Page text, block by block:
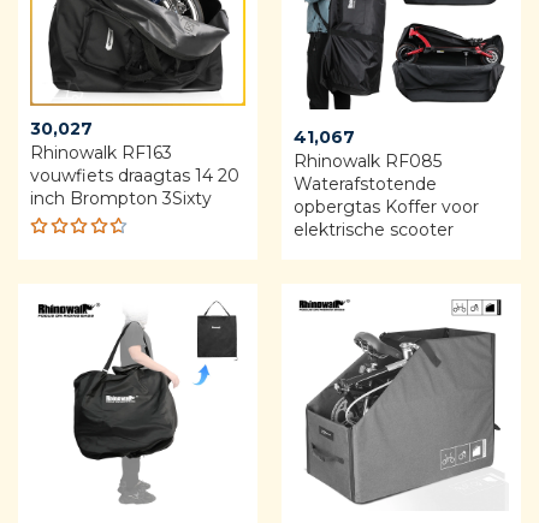
30,027
Rhinowalk RF163
vouwfiets draagtas 14 20
inch Brompton 3Sixty
Rated
4.60
out of 5
41,067
Rhinowalk RF085
Waterafstotende
opbergtas Koffer voor
elektrische scooter